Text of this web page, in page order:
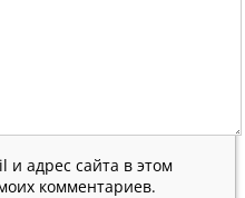
и адрес сайта в этом
комментариев.